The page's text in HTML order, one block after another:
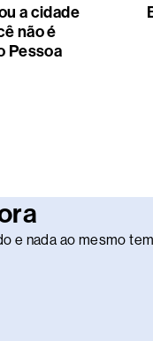
a cidade
não é
Pessoa
e nada ao mesmo